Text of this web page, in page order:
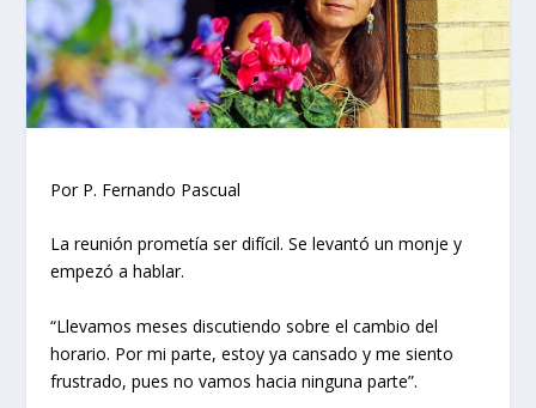
Por P. Fernando Pascual
La reunión prometía ser difícil. Se levantó un monje y
empezó a hablar.
“Llevamos meses discutiendo sobre el cambio del
horario. Por mi parte, estoy ya cansado y me siento
frustrado, pues no vamos hacia ninguna parte”.